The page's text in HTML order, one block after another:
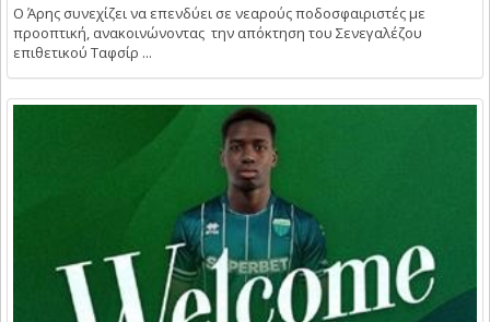
Ο Άρης συνεχίζει να επενδύει σε νεαρούς ποδοσφαιριστές με
προοπτική, ανακοινώνοντας την απόκτηση του Σενεγαλέζου
επιθετικού Ταφσίρ ...